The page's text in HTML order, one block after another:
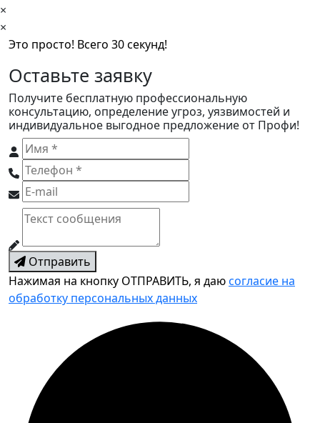
×
×
Это просто! Всего 30 секунд!
Оставьте заявку
Получите бесплатную профессиональную
консультацию, определение угроз, уязвимостей и
индивидуальное выгодное предложение от Профи!
Отправить
Нажимая на кнопку ОТПРАВИТЬ, я даюсогласие на
обработку персональных данных